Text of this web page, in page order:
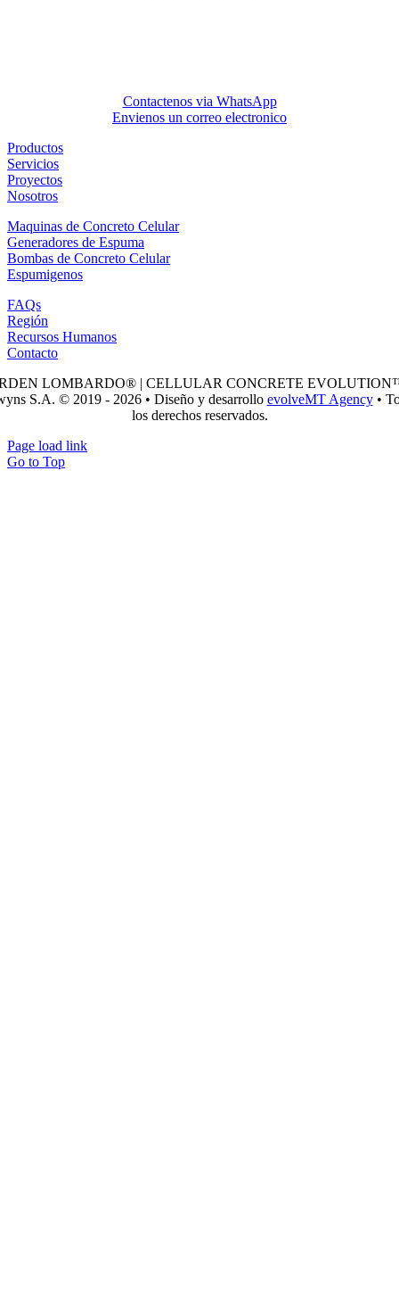
Contactenos via WhatsApp
Envienos un correo electronico
Productos
Servicios
Proyectos
Nosotros
Maquinas de Concreto Celular
Generadores de Espuma
Bombas de Concreto Celular
Espumigenos
FAQs
Región
Recursos Humanos
Contacto
LOMBARDO® | CELLULAR CONCRETE
S.A. © 2019 - 2026 • Diseño y desarrollo evolveMT Agency•
los derechos reservados.
Page load link
Go to Top